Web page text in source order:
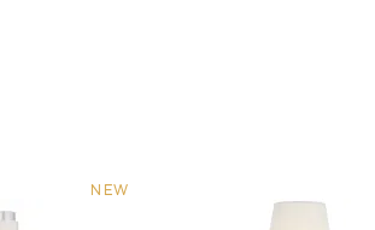
NEW